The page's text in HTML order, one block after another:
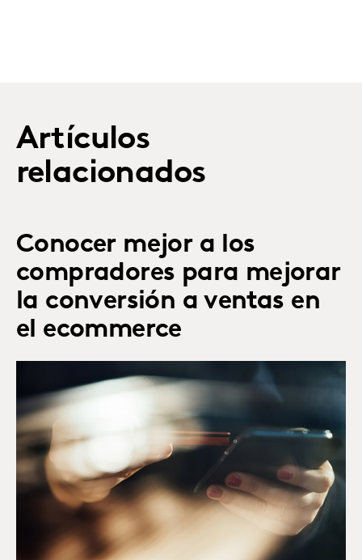
Artículos
relacionados
Conocer mejor a los
compradores para mejorar
la conversión a ventas en
el ecommerce